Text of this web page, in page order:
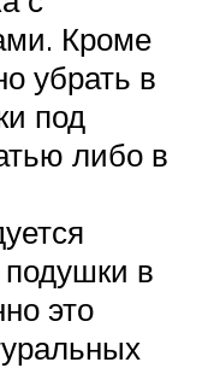
Кроме
убрать в
под
либо в
подушки в
это